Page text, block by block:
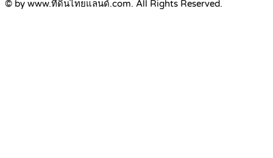
© by www.ที่ดินไทยแลนด์.com. All Rights Reserved.